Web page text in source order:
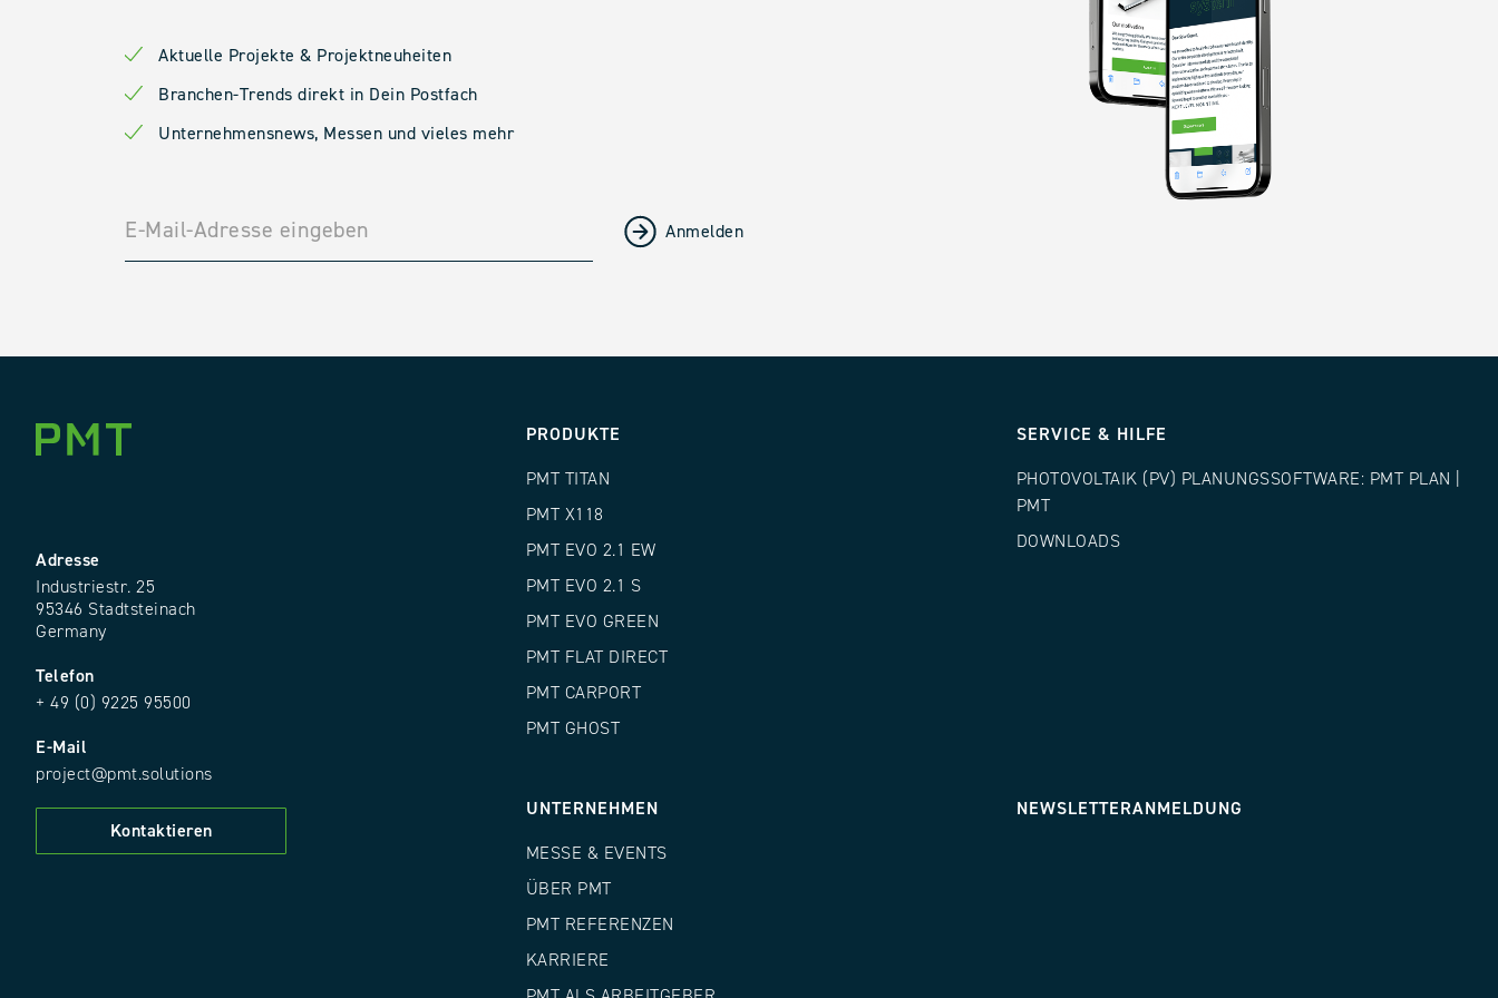
Aktuelle Projekte & Projektneuheiten
Branchen-Trends direkt in Dein Postfach
Unternehmensnews, Messen und vieles mehr
Adresse
Industriestr. 25
95346 Stadtsteinach
Germany
Telefon
+ 49 (0) 9225 95500
E-Mail
project@pmt.solutions
Kontaktieren
PRODUKTE
PMT TITAN
PMT X118
PMT EVO 2.1 EW
PMT EVO 2.1 S
PMT EVO GREEN
PMT FLAT DIRECT
PMT CARPORT
PMT GHOST
SERVICE & HILFE
PHOTOVOLTAIK (PV) PLANUNGSSOFTWARE: PMT PLAN |
PMT
DOWNLOADS
UNTERNEHMEN
MESSE & EVENTS
ÜBER PMT
PMT REFERENZEN
KARRIERE
NEWSLETTERANMELDUNG